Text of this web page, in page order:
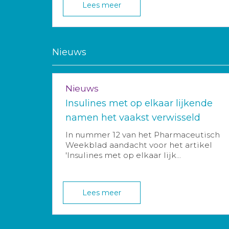
Lees meer
Nieuws
Nieuws
Insulines met op elkaar lijkende
namen het vaakst verwisseld
In nummer 12 van het Pharmaceutisch
Weekblad aandacht voor het artikel
'Insulines met op elkaar lijk...
Lees meer